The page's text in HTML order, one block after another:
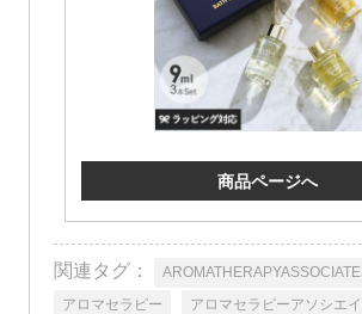
商品ページへ
関連タグ：
アロマセラピー
アロマセラピーアソシエ